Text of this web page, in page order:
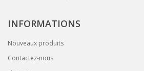
INFORMATIONS
Nouveaux produits
Contactez-nous